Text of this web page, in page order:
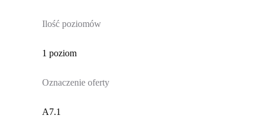
Ilość poziomów
1 poziom
Oznaczenie oferty
A7.1